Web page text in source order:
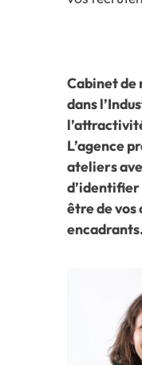
Cabinet de
dans
L’agence
ateliers
d’identifier
être de vos